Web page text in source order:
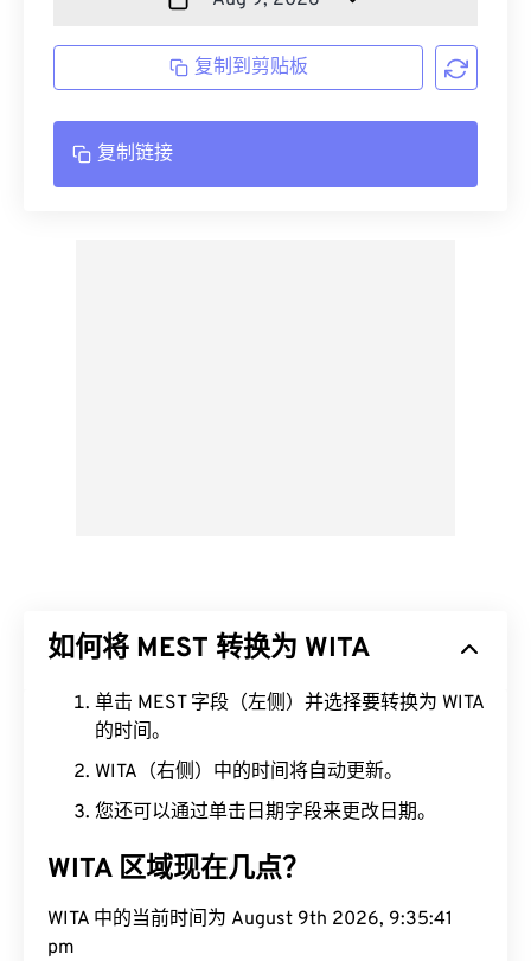
复制到剪贴板
复制链接
如何将 MEST 转换为 WITA
单击 MEST 字段（左侧）并选择要转换为 WITA
的时间。
WITA（右侧）中的时间将自动更新。
您还可以通过单击日期字段来更改日期。
WITA 区域现在几点？
WITA 中的当前时间为 August 9th 2026, 9:35:42
pm